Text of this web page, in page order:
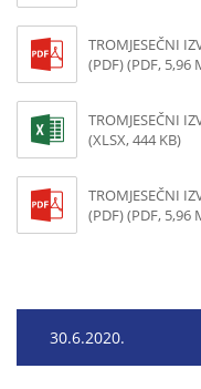
TROMJESEČNI
(PDF) (PDF, 5,96
TROMJESEČNI
(XLSX, 444 KB)
TROMJESEČNI
(PDF) (PDF, 5,96
30.6.2020.